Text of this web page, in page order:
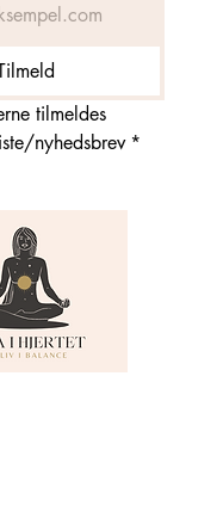
tilmeldes
nyhedsbrev *